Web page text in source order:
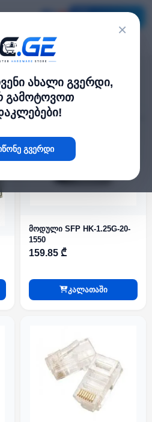
×
ახალი გვერდი,
გამოტოვოთ
გვერდი
მოდული SFP HK-1.25G-20-
1550
159.85 ₾
კალათაში